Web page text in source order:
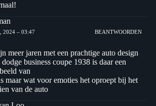
2024 – 03:47 BEANTWOORDEN
meer jaren met een prachtige auto design
business coupe 1938 is daar een
van
maar wat voor emoties het oproept bij het
van de auto